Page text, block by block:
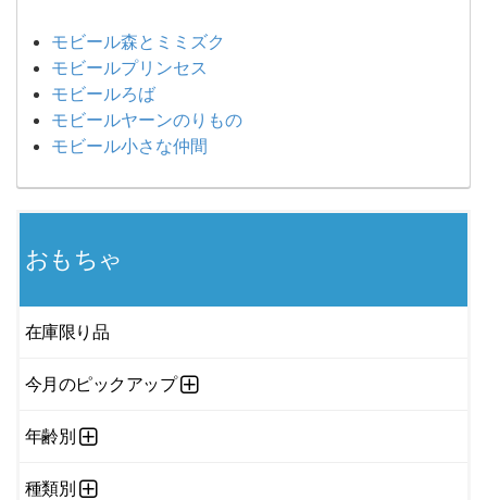
モビール森とミミズク
モビールプリンセス
モビールろば
モビールヤーンのりもの
モビール小さな仲間
おもちゃ
在庫限り品
今月のピックアップ
年齢別
種類別